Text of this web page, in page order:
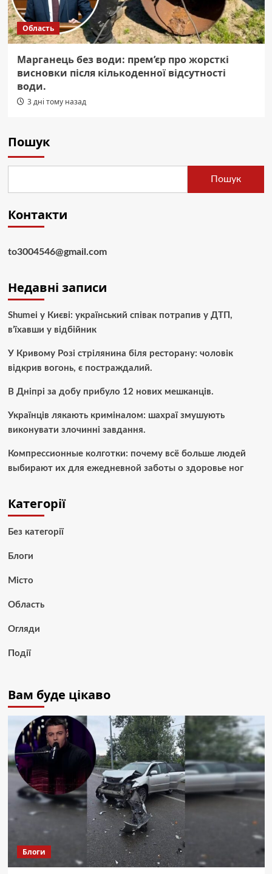
Область
Марганець без води: прем’єр про жорсткі
висновки після кількоденної відсутності
води.
3 дні тому назад
Пошук
Пошук
Контакти
to3004546@gmail.com
Недавні записи
Shumei у Києві: український співак потрапив у ДТП,
в’їхавши у відбійник
У Кривому Розі стрілянина біля ресторану: чоловік
відкрив вогонь, є постраждалий.
В Дніпрі за добу прибуло 12 нових мешканців.
Українців лякають криміналом: шахраї змушують
виконувати злочинні завдання.
Компрессионные колготки: почему всё больше людей
выбирают их для ежедневной заботы о здоровье ног
Категорії
Без категорії
Блоги
Місто
Область
Огляди
Події
Вам буде цікаво
Блоги